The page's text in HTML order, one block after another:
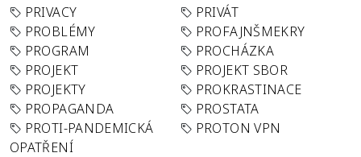
PRIVACY
PRIVÁT
PROBLÉMY
PROFAJNŠMEKRY
PROGRAM
PROCHÁZKA
PROJEKT
PROJEKT SBOR
PROJEKTY
PROKRASTINACE
PROPAGANDA
PROSTATA
PROTI-PANDEMICKÁ
OPATŘENÍ
PROTON VPN